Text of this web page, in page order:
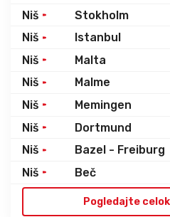
Niš Stokholm
Niš Istanbul
Niš Malta
Niš Malme
Niš Memingen
Niš Dortmund
Niš Bazel - Freiburg
Niš Beč
Pogledajte